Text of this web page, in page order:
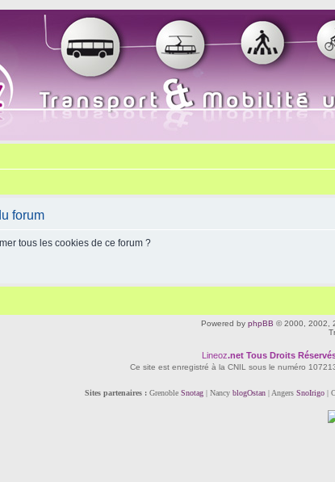
forum
tous les cookies de ce forum ?
Powered by phpBB © 2000, 2002,
Lineoz.netTous Droits
Ce site est enregistré à la CNIL sous le numéro
Sites partenaires :Grenoble Snotag| Nancy blogOstan| Angers SnoIrigo|